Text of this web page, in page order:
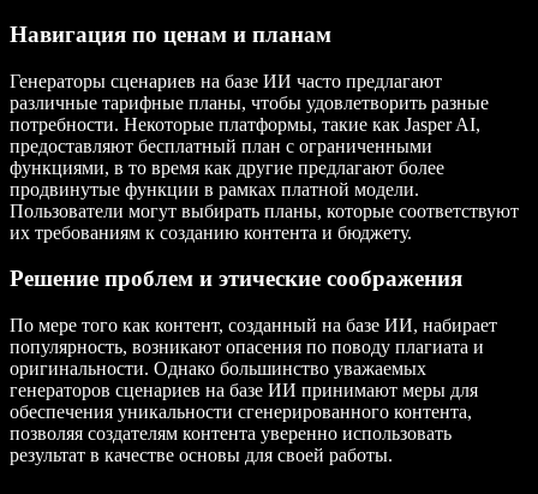
Навигация по ценам и планам
Генераторы сценариев на базе ИИ часто предлагают
различные тарифные планы, чтобы удовлетворить разные
потребности. Некоторые платформы, такие как Jasper AI,
предоставляют бесплатный план с ограниченными
функциями, в то время как другие предлагают более
продвинутые функции в рамках платной модели.
Пользователи могут выбирать планы, которые соответствуют
их требованиям к созданию контента и бюджету.
Решение проблем и этические соображения
По мере того как контент, созданный на базе ИИ, набирает
популярность, возникают опасения по поводу плагиата и
оригинальности. Однако большинство уважаемых
генераторов сценариев на базе ИИ принимают меры для
обеспечения уникальности сгенерированного контента,
позволяя создателям контента уверенно использовать
результат в качестве основы для своей работы.